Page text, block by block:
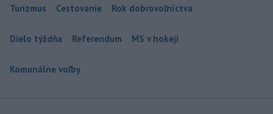
Turizmus Cestovanie Rok dobrovoľníctva
Dielo týždňa Referendum MS v hokeji
Komunálne voľby